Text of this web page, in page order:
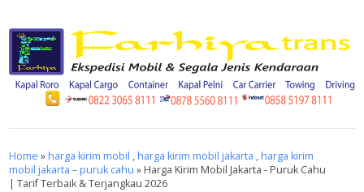
Home »harga kirim mobil ,harga kirim mobil jakarta ,harga kirim
mobil jakarta – puruk cahu » Harga Kirim Mobil Jakarta - Puruk Cahu
| Tarif Terbaik & Terjangkau 2026